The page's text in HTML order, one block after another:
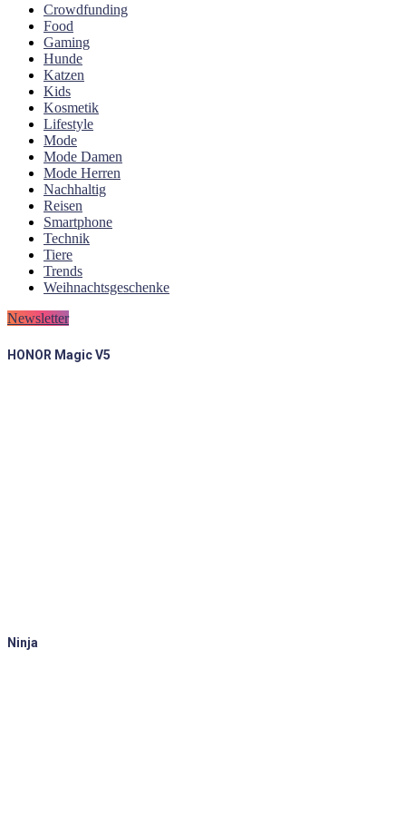
Crowdfunding
Food
Gaming
Hunde
Katzen
Kids
Kosmetik
Lifestyle
Mode
Mode Damen
Mode Herren
Nachhaltig
Reisen
Smartphone
Technik
Tiere
Trends
Weihnachtsgeschenke
Newsletter
HONOR Magic V5
Ninja